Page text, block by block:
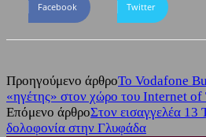
Facebook Twitter
Προηγούμενο άρθροΤο Vodafone
«ηγέτης» στον χώρο του Internet
Επόμενο άρθροΣτον εισαγγελέα 13
δολοφονία στην Γλυφάδα